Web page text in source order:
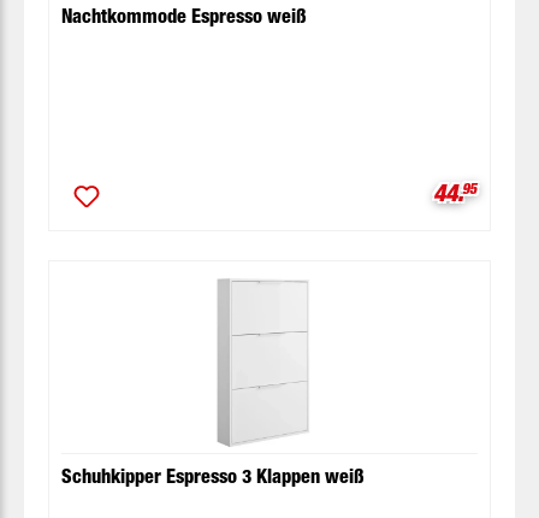
Nachtkommode Espresso weiß
44.95
Schuhkipper Espresso 3 Klappen weiß